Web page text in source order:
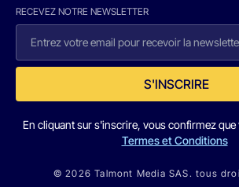
RECEVEZ NOTRE NEWSLETTER
S'INSCRIRE
En cliquant sur s'inscrire, vous confirmez
Termes et Conditions
© 2026 Talmont Media SAS. tous